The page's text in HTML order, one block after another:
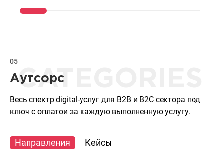
CATEGORIES
05
Аутсорс
Весь спектр digital-услуг для B2B и B2C сектора под
ключ с оплатой за каждую выполненную услугу.
Направления Кейсы